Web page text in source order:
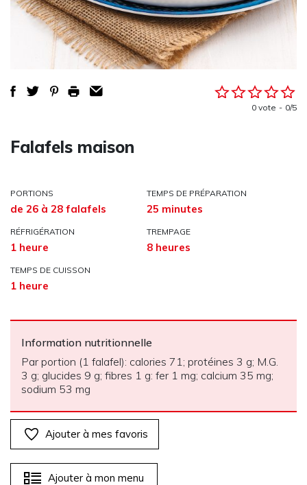
0 vote 0/5
Falafels maison
PORTIONS
de 26 à 28 falafels
TEMPS DE PRÉPARATION
25 minutes
RÉFRIGÉRATION
1 heure
TREMPAGE
8 heures
TEMPS DE CUISSON
1 heure
Information nutritionnelle
Par portion (1 falafel): calories 71; protéines 3 g; M.G.
3 g; glucides 9 g; fibres 1 g: fer 1 mg; calcium 35 mg;
sodium 53 mg
Ajouter à mes favoris
Ajouter à mon menu